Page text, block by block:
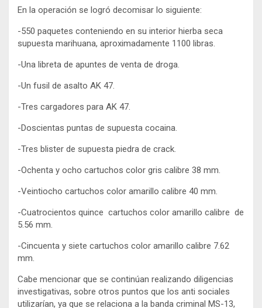
En la operación se logró decomisar lo siguiente:
-550 paquetes conteniendo en su interior hierba seca
supuesta marihuana, aproximadamente 1100 libras.
-Una libreta de apuntes de venta de droga.
-Un fusil de asalto AK 47.
-Tres cargadores para AK 47.
-Doscientas puntas de supuesta cocaina.
-Tres blister de supuesta piedra de crack.
-Ochenta y ocho cartuchos color gris calibre 38 mm.
-Veintiocho cartuchos color amarillo calibre 40 mm.
-Cuatrocientos quince cartuchos color amarillo calibre de
5.56 mm.
-Cincuenta y siete cartuchos color amarillo calibre 7.62
mm.
Cabe mencionar que se continúan realizando diligencias
investigativas, sobre otros puntos que los anti sociales
utilizarían, ya que se relaciona a la banda criminal MS-13,